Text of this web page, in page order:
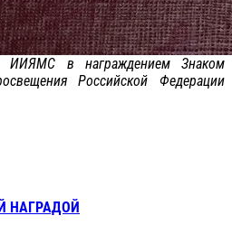
ИИЯМС в награждением Знаком
Российской Федерации
НАГРАДОЙ